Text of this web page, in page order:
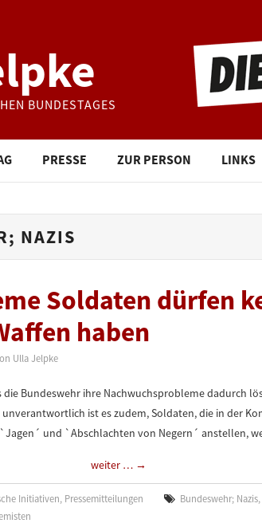
BUNDESTAGES
PRESSE ZUR PERSON LINKS
NAZIS
Soldaten dürfen
haben
Ulla Jelpke
die Bundeswehr ihre Nachwuchsprobleme dadurch
ist es zudem, Soldaten, die in der
und `Abschlachten von Negern´ anstellen,
weiter … →
Initiativen, Pressemitteilungen Bundeswehr; Nazis,